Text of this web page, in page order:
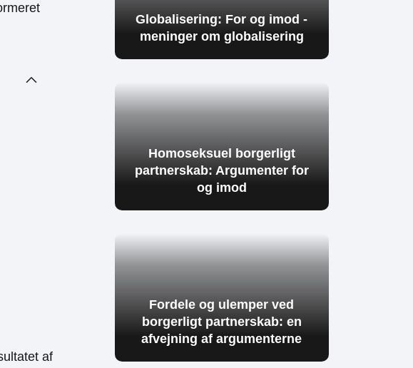
af
Globalisering: For og imod -
meninger om globalisering
Homoseksuel borgerligt
partnerskab: Argumenter for
og imod
Fordele og ulemper ved
borgerligt partnerskab: en
afvejning af argumenterne